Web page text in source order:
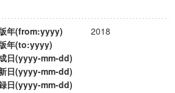
年(from:yyyy)
2018
年(to:yyyy)
日(yyyy-mm-dd)
日(yyyy-mm-dd)
日(yyyy-mm-dd)